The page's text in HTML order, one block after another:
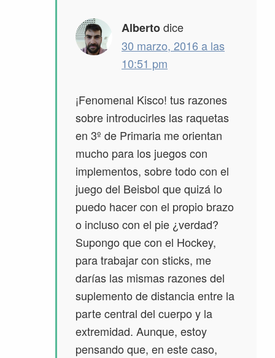
Albertodice
30 marzo, 2016 a las
10:51 pm
¡Fenomenal Kisco! tus razones
sobre introducirles las raquetas
en 3º de Primaria me orientan
mucho para los juegos con
implementos, sobre todo con el
juego del Beisbol que quizá lo
puedo hacer con el propio brazo
o incluso con el pie ¿verdad?
Supongo que con el Hockey,
para trabajar con sticks, me
darías las mismas razones del
suplemento de distancia entre la
parte central del cuerpo y la
extremidad. Aunque, estoy
pensando que, en este caso,